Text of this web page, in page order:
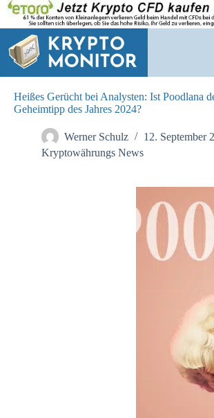
Zum
Inhalt
springen
Heißes Gerücht bei Analysten: Ist Poodlana
Geheimtipp des Jahres 2024?
Werner Schulz
12. September
Kryptowährungs News